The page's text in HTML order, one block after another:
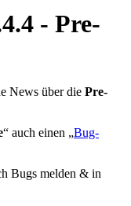
- Pre-
News über die Pre-
“ auch einen „Bug-
Bugs melden & in